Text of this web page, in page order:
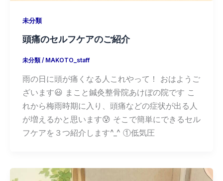
未分類
頭痛のセルフケアのご紹介
未分類/ MAKOTO_staff
雨の日に頭が痛くなる人これやって！ おはようご
ざいます😃 まこと鍼灸整骨院あけぼの院です こ
れから梅雨時期に入り、頭痛などの症状が出る人
が増えるかと思います😰 そこで簡単にできるセル
フケアを３つ紹介します^_^ ①低気圧